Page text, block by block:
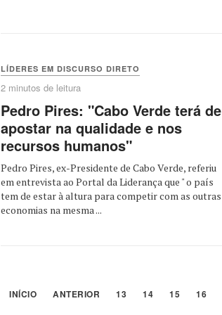
LÍDERES EM DISCURSO DIRETO
2 minutos de leitura
Pedro Pires: "Cabo Verde terá de
apostar na qualidade e nos
recursos humanos"
Pedro Pires, ex-Presidente de Cabo Verde, referiu
em entrevista ao Portal da Liderança que " o país
tem de estar à altura para competir com as outras
economias na mesma ...
INÍCIO ANTERIOR 13 14 15 16